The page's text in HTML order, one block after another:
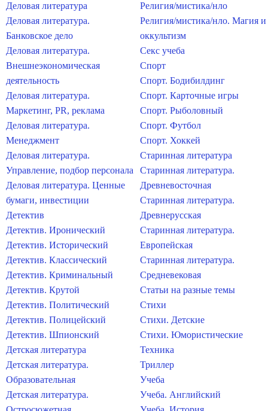
Деловая литература
Деловая литература.
Банковское дело
Деловая литература.
Внешнеэкономическая
деятельность
Деловая литература.
Маркетинг, PR, реклама
Деловая литература.
Менеджмент
Деловая литература.
Управление, подбор персонала
Деловая литература. Ценные
бумаги, инвестиции
Детектив
Детектив. Иронический
Детектив. Исторический
Детектив. Классический
Детектив. Криминальный
Детектив. Крутой
Детектив. Политический
Детектив. Полицейский
Детектив. Шпионский
Детская литература
Детская литература.
Образовательная
Детская литература.
Религия/мистика/нло
Религия/мистика/нло. Магия и
оккультизм
Секс учеба
Спорт
Спорт. Бодибилдинг
Спорт. Карточные игры
Спорт. Рыболовный
Спорт. Футбол
Спорт. Хоккей
Старинная литература
Старинная литература.
Древневосточная
Старинная литература.
Древнерусская
Старинная литература.
Европейская
Старинная литература.
Средневековая
Статьи на разные темы
Стихи
Стихи. Детские
Стихи. Юмористические
Техника
Триллер
Учеба
Учеба. Английский